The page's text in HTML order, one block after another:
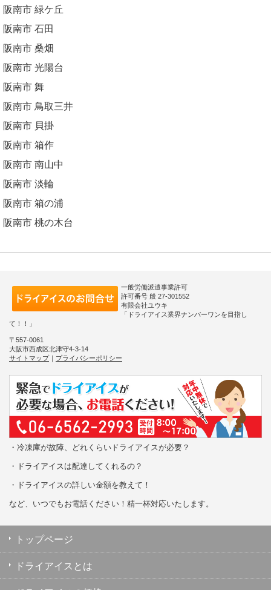
阪南市 緑ケ丘
阪南市 石田
阪南市 桑畑
阪南市 光陽台
阪南市 舞
阪南市 鳥取三井
阪南市 貝掛
阪南市 箱作
阪南市 南山中
阪南市 淡輪
阪南市 箱の浦
阪南市 桃の木台
一般労働派遣事業許可
許可番号 般 27-301552
有限会社ユウキ
「ドライアイス業界ナンバーワンを目指し
て！！」
〒557-0061
大阪市西成区北津守4-3-14
サイトマップ｜ プライバシーポリシー
・冷凍庫が故障、どれくらいドライアイスが必要？
・ドライアイスは配達してくれるの？
・ドライアイスの詳しい金額を教えて！
など、いつでもお電話ください！精一杯対応いたします。
トップページ
ドライアイスとは